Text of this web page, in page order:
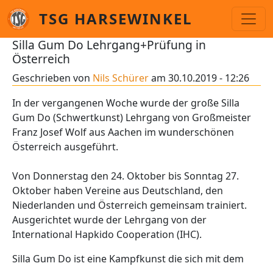
Direkt zum Inhalt
TSG HARSEWINKEL
Silla Gum Do Lehrgang+Prüfung in
Österreich
Geschrieben von Nils Schüreram 30.10.2019 - 12:26
In der vergangenen Woche wurde der große Silla
Gum Do (Schwertkunst) Lehrgang von Großmeister
Franz Josef Wolf aus Aachen im wunderschönen
Österreich ausgeführt.
Von Donnerstag den 24. Oktober bis Sonntag 27.
Oktober haben Vereine aus Deutschland, den
Niederlanden und Österreich gemeinsam trainiert.
Ausgerichtet wurde der Lehrgang von der
International Hapkido Cooperation (IHC).
Silla Gum Do ist eine Kampfkunst die sich mit dem